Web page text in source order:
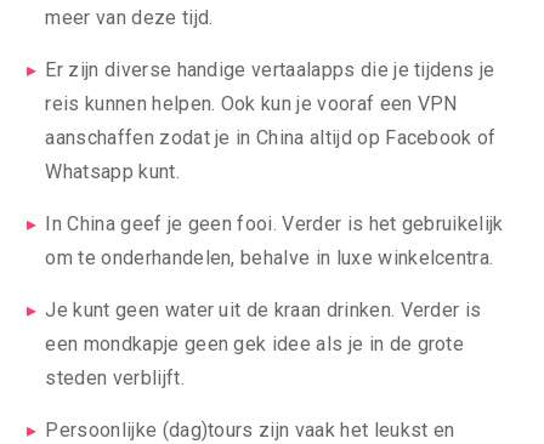
meer van deze tijd.
Er zijn diverse handige vertaalapps die je tijdens je
reis kunnen helpen. Ook kun je vooraf een VPN
aanschaffen zodat je in China altijd op Facebook of
Whatsapp kunt.
In China geef je geen fooi. Verder is het gebruikelijk
om te onderhandelen, behalve in luxe winkelcentra.
Je kunt geen water uit de kraan drinken. Verder is
een mondkapje geen gek idee als je in de grote
steden verblijft.
Persoonlijke (dag)tours zijn vaak het leukst en